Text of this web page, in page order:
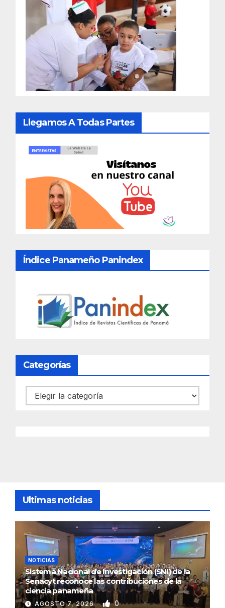
Llegamos A Todas Partes
Índice Panameño Panindex
Categorías
Categorías
Ultimas noticias
NOTICIAS
Sistema Nacional de Investigación (SNI) de la
Senacyt reconoce las contribuciones de la
ciencia panameña
AGOSTO 7, 2026 0